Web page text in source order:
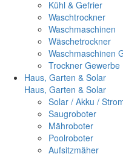
Kühl & Gefrier
Waschtrockner
Waschmaschinen
Wäschetrockner
Waschmaschinen
Trockner Gewerbe
Haus, Garten & Solar
Haus, Garten & Solar
Solar / Akku /
Saugroboter
Mähroboter
Poolroboter
Aufsitzmäher